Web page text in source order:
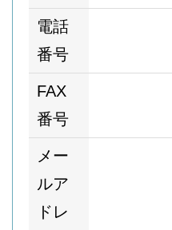
電話
番号
FAX
番号
メー
ルア
ドレ